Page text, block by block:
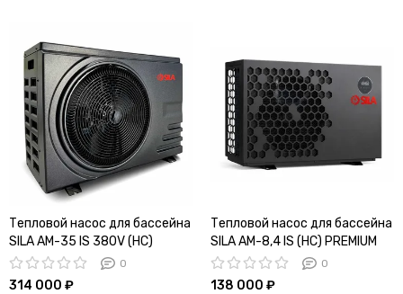
Тепловой насос для бассейна
SILA AM-35 IS 380V (HC)
0
314 000 ₽
Тепловой насос для бассейна
SILA AM-8,4 IS (HC) PREMIUM
0
138 000 ₽